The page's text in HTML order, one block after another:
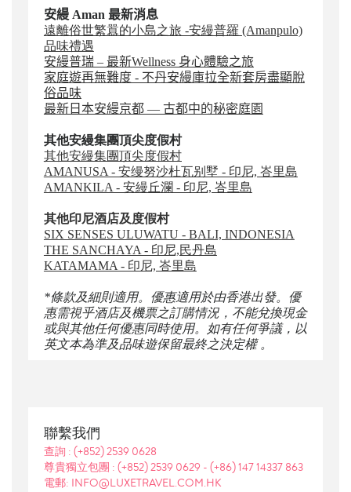
安縵 Aman 最新消息
遠離俗世繁囂的小島之旅 -安縵普羅 (Amanpulo)
品味禮遇
安縵普瑞 – 最新Wellness 身心體驗之旅
家庭遊再無難度 - 不丹安縵庫拉全新套房盡顯脫
俗品味
最新日本安縵京都 — 古都中的秘密庭園
其他安縵集團頂尖度假村
其他安縵集團頂尖度假村
AMANUSA - 安缦努沙杜瓦别墅 - 印尼, 峇里島
AMANKILA - 安縵丘瀾 - 印尼, 峇里島
其他印尼酒店及度假村
SIX SENSES ULUWATU - BALI, INDONESIA
THE SANCHAYA - 印尼,民丹島
KATAMAMA - 印尼, 峇里島
*條款及細則適用。優惠適用於由香港出發。優
惠需視乎酒店及機票之訂購情況，不能兌換現金
或與其他任何優惠同時使用。如有任何爭議，以
英文本為準及品味遊保留最終之決定權 。
聯繫我們
查詢 : (+852) 2539 0628
尊貴獨立包團 : (+852) 2539 0629 - (+86) 147 14337 863
電郵: INFO@LUXETRAVEL.COM.HK